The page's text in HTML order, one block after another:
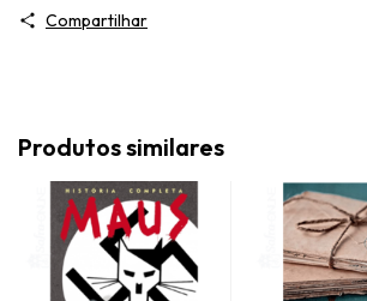
Compartilhar
Produtos similares